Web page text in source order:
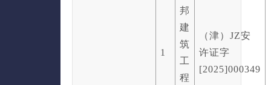
1
邦
建
筑
工
程
（津）JZ安
许证字
[2025]000349